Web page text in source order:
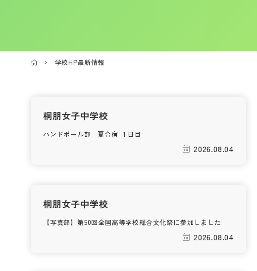
学校HP最新情報
桐朋女子中学校
ハンドボール部 夏合宿 １日目
2026.08.04
桐朋女子中学校
【写真部】第50回全国高等学校総合文化祭に参加しました
2026.08.04